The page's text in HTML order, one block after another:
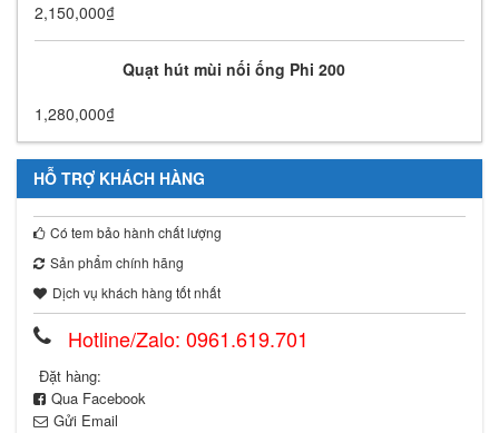
2,150,000₫
Quạt hút mùi nối ống Phi 200
1,280,000₫
HỖ TRỢ KHÁCH HÀNG
Có tem bảo hành chất lượng
Sản phẩm chính hãng
Dịch vụ khách hàng tốt nhất
Hotline/Zalo: 0961.619.701
Đặt hàng:
Qua Facebook
Gửi Email